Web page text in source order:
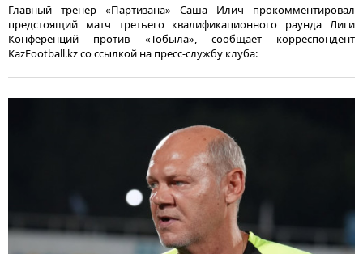
Главный тренер «Партизана» Саша Илич прокомментировал
предстоящий матч третьего квалификационного раунда Лиги
Конференций против «Тобыла», сообщает корреспондент
KazFootball.kz со ссылкой на пресс-службу клуба: